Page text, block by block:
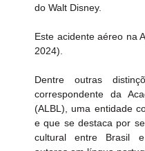
do Walt Disney.
Este acidente aéreo na
2024).
Dentre outras
correspondente da
(ALBL), uma entidade
e que se destaca por
cultural entre Brasil